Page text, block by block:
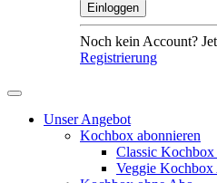
Noch kein Account?
Registrierung
Unser Angebot
Kochbox abonnieren
Classic
Veggie Kochbox